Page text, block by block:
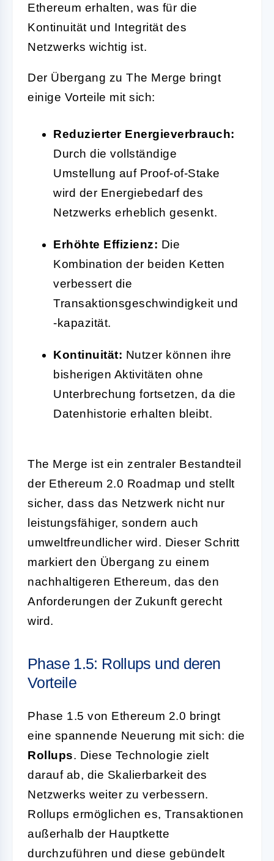
Ethereum erhalten, was für die
Kontinuität und Integrität des
Netzwerks wichtig ist.
Der Übergang zu The Merge bringt
einige Vorteile mit sich:
Reduzierter Energieverbrauch:
Durch die vollständige
Umstellung auf Proof-of-Stake
wird der Energiebedarf des
Netzwerks erheblich gesenkt.
Erhöhte Effizienz: Die
Kombination der beiden Ketten
verbessert die
Transaktionsgeschwindigkeit und
-kapazität.
Kontinuität: Nutzer können ihre
bisherigen Aktivitäten ohne
Unterbrechung fortsetzen, da die
Datenhistorie erhalten bleibt.
The Merge ist ein zentraler Bestandteil
der Ethereum 2.0 Roadmap und stellt
sicher, dass das Netzwerk nicht nur
leistungsfähiger, sondern auch
umweltfreundlicher wird. Dieser Schritt
markiert den Übergang zu einem
nachhaltigeren Ethereum, das den
Anforderungen der Zukunft gerecht
wird.
Phase 1.5: Rollups und deren
Vorteile
Phase 1.5 von Ethereum 2.0 bringt
eine spannende Neuerung mit sich: die
Rollups. Diese Technologie zielt
darauf ab, die Skalierbarkeit des
Netzwerks weiter zu verbessern.
Rollups ermöglichen es, Transaktionen
außerhalb der Hauptkette
durchzuführen und diese gebündelt